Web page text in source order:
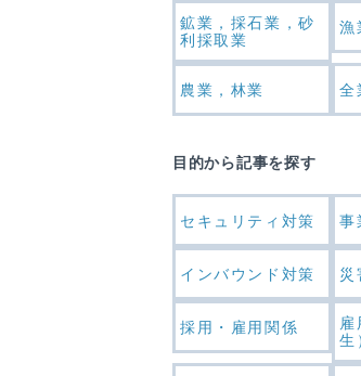
鉱業，採石業，砂
利採取業
漁
農業，林業 全
目的から記事を探す
セキュリティ対策 事
インバウンド対策 災
採用・雇用関係
雇
生